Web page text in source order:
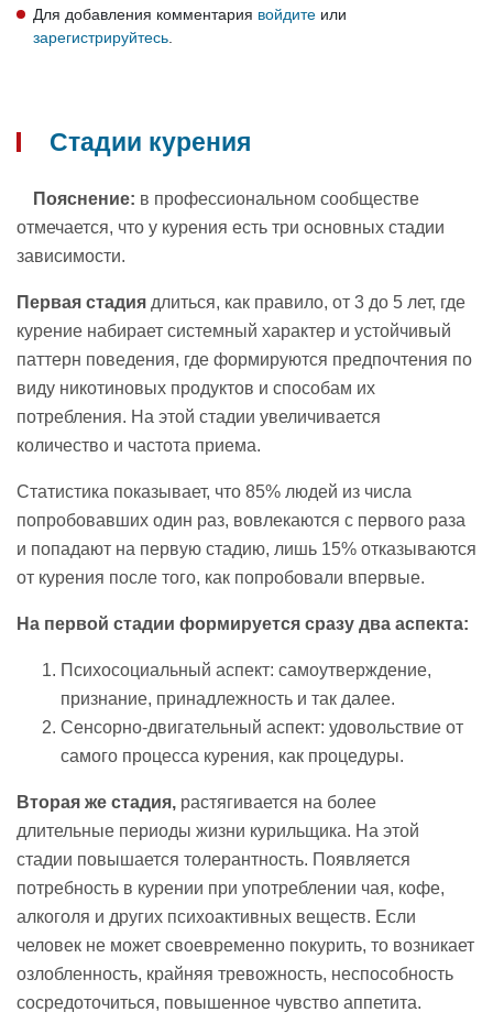
Для добавления комментария войдите или
зарегистрируйтесь
Стадии курения
Пояснение: в профессиональном сообществе
отмечается, что у курения есть три основных стадии
зависимости.
Первая стадия длиться, как правило, от 3 до 5 лет, где
курение набирает системный характер и устойчивый
паттерн поведения, где формируются предпочтения по
виду никотиновых продуктов и способам их
потребления. На этой стадии увеличивается
количество и частота приема.
Статистика показывает, что 85% людей из числа
попробовавших один раз, вовлекаются с первого раза
и попадают на первую стадию, лишь 15% отказываются
от курения после того, как попробовали впервые.
На первой стадии формируется сразу два аспекта:
Психосоциальный аспект: самоутверждение,
признание, принадлежность и так далее.
Сенсорно-двигательный аспект: удовольствие от
самого процесса курения, как процедуры.
Вторая же стадия, растягивается на более
длительные периоды жизни курильщика. На этой
стадии повышается толерантность. Появляется
потребность в курении при употреблении чая, кофе,
алкоголя и других психоактивных веществ. Если
человек не может своевременно покурить, то возникает
озлобленность, крайняя тревожность, неспособность
сосредоточиться, повышенное чувство аппетита.